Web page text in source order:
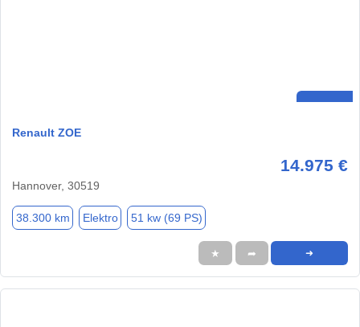
Renault ZOE
14.975 €
Hannover, 30519
38.300 km Elektro 51 kw (69 PS)
★ ➦ ➜